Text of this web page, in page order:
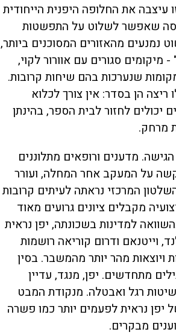
את החלופה היפנית הייחודית
שאפשר לשלוט על התפשטות
נמנעים מהאזורים המסוכנים ביותר,
מיקומים סגורים עם אוורור לקוי,
שנערכות בהם שיחות קרובות.
הן בסדר: אין צורך לכלוא
יכולים לחזור לבית הספר, בהינתן
מרחק.
מדענים ורופאים מתלוננים
על המעקב אחר המחלה, ועורר
המרכזי נראתה לעיתים קרובות
מקבלים ציונים גרועים מאוד
למדינות בשכונתה, יפן נראית
וייטנאם ודרום קוריאה רושמות
ויוצאות מהר יותר מהמשבר. בסין
מתחדשים. יפן, מנגד, עדיין
רגל ואבטלה. מנקודת המבט
נראית לפעמים יותר כמו פשרה
מבקרים.